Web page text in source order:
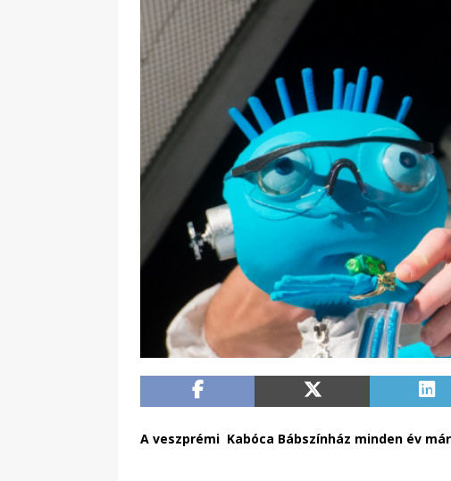
A veszprémi Kabóca Bábszínház minden év